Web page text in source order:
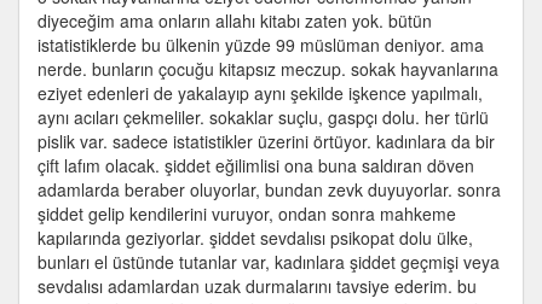
edenler
için
diyeceğim ama onların allahı kitabı zaten yok. bütün
istatistiklerde bu ülkenin yüzde 99 müslüman deniyor. ama
nerde. bunların çocuğu kitapsız meczup. sokak hayvanlarına
eziyet edenleri de yakalayıp aynı şekilde işkence yapılmalı,
aynı acıları çekmeliler. sokaklar suçlu, gaspçı dolu. her türlü
pislik var. sadece istatistikler üzerini örtüyor. kadınlara da bir
çift lafım olacak. şiddet eğilimlisi ona buna saldıran döven
adamlarda beraber oluyorlar, bundan zevk duyuyorlar. sonra
şiddet gelip kendilerini vuruyor, ondan sonra mahkeme
kapılarında geziyorlar. şiddet sevdalısı psikopat dolu ülke,
bunları el üstünde tutanlar var, kadınlara şiddet geçmişi veya
sevdalısı adamlardan uzak durmalarını tavsiye ederim. bu